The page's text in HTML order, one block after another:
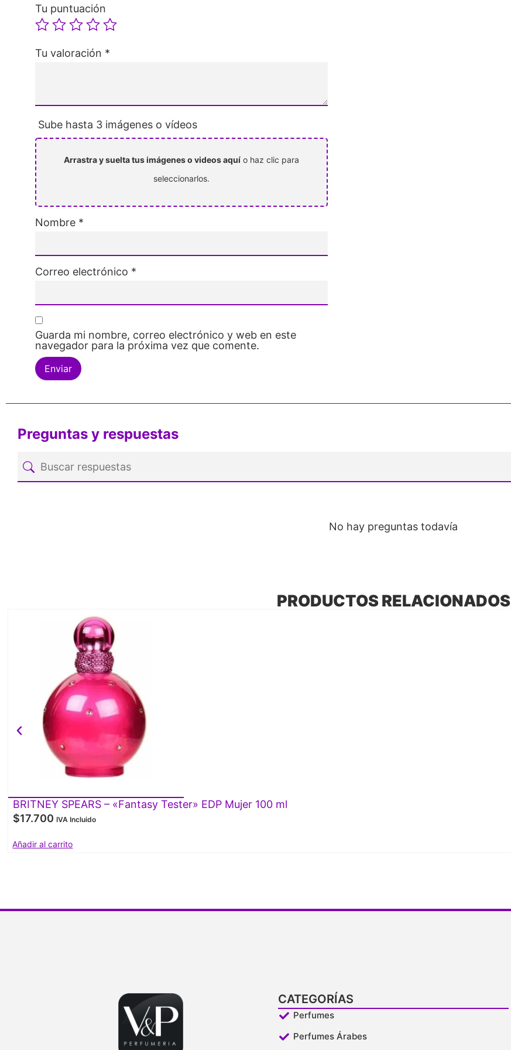
Tu puntuación
Tu valoración *
Sube hasta 3 imágenes o vídeos
Arrastra y suelta tus imágenes o videos aquí o haz clic para
seleccionarlos.
Nombre *
Correo electrónico *
Guarda mi nombre, correo electrónico y web en este
navegador para la próxima vez que comente.
Preguntas y respuestas
No hay preguntas todavía
PRODUCTOS RELACIONADOS
BRITNEY SPEARS – «Fantasy Tester» EDP Mujer 100 ml
$17.700 IVA Incluido
Añadir al carrito
CATEGORÍAS
Perfumes
Perfumes Árabes